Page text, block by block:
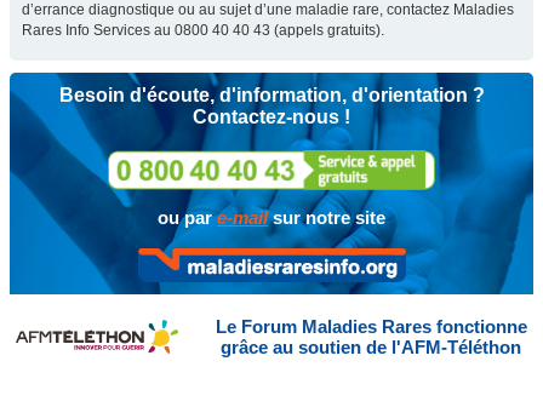
d’errance diagnostique ou au sujet d’une maladie rare, contactez Maladies
Rares Info Services au 0800 40 40 43 (appels gratuits).
Besoin d'écoute, d'information, d'orientation ?
Contactez-nous !
ou pare-mailsur notre site
Le Forum Maladies Rares fonctionne
grâce au soutien de l'AFM-Téléthon